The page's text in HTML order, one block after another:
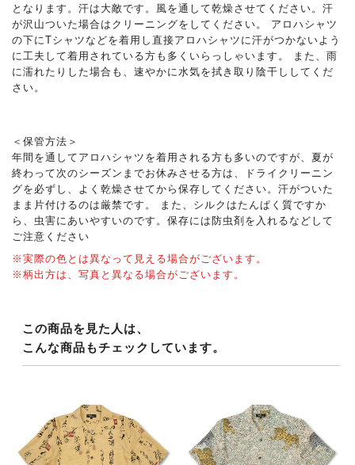
となります。汗は大敵です。風を通して乾燥させてください。汗
が沢山ついた場合はクリーニングをしてください。 アロハシャツ
の下にTシャツなどを着用し直接アロハシャツに汗がつかないよう
に工夫して着用されている方も多くいらっしゃいます。 また、雨
に濡れたりした場合も、速やかに水気を拭き取り陰干ししてくだ
さい。
＜保管方法＞
年間を通してアロハシャツを着用される方も多いのですが、夏が
終わって次のシーズンまでお休みさせる方は、ドライクリーニン
グを必ずし、よく乾燥させてから保存してください。汗がついた
まま片付けるのは厳禁です。 また、シルクはたんぱく質ですか
ら、虫害にあいやすいのです。保存には防虫剤を入れるなどして
ご注意ください
※実際の色とは異なって見える場合がございます。
※柄出方は、写真と異なる場合がございます。
この商品を見た人は、
こんな商品もチェックしています。